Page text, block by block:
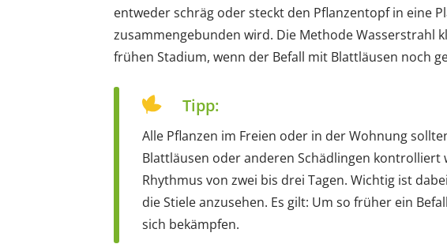
entweder schräg oder steckt den Pflanzentopf in eine
zusammengebunden wird. Die Methode Wasserstrahl
frühen Stadium, wenn der Befall mit Blattläusen noch
Tipp:
Alle Pflanzen im Freien oder in der Wohnung
Blattläusen oder anderen Schädlingen kontrolliert
Rhythmus von zwei bis drei Tagen. Wichtig ist
die Stiele anzusehen. Es gilt: Um so früher ein
sich bekämpfen.